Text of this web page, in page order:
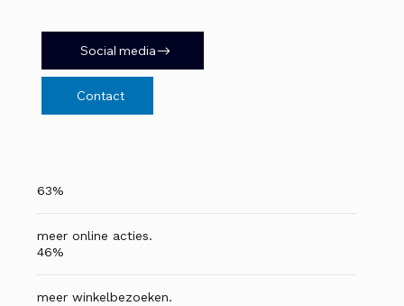
Social media
Contact
63%
meer online acties.
46%
meer winkelbezoeken.